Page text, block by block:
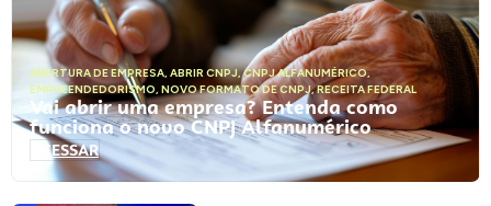
ABERTURA DE EMPRESA, ABRIR CNPJ,CNPJ ALFANUMÉRICO,
EMPREENDEDORISMO, NOVO FORMATO DE CNPJ,RECEITA FEDERAL
Vai abrir uma empresa? Entenda como
funciona o novo CNPJ Alfanumérico
ACESSAR